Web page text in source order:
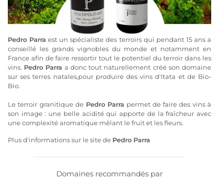
Pedro Parra est un spécialiste des terroirs qui pendant 15 ans a
conseillé les grands vignobles du monde et notamment en
France afin de faire ressortir tout le potentiel du terroir dans les
vins. Pedro Parra a donc tout naturellement créé son domaine
sur ses terres natales,pour produire des vins d'Itata et de Bio-
Bio.
Le terroir granitique dePedro Parra permet de faire des vins à
son image : une belle acidité qui apporte de la fraîcheur avec
une complexité aromatique mêlant le fruit et les fleurs.
Plus d'informations sur le site de Pedro Parra
Domaines recommandés par